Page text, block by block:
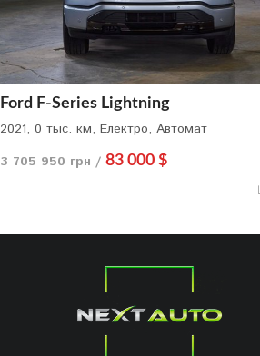
Ford F-Series Lightning
2021, 0 тыс. км, Електро, Автомат
3 705 950 грн /83 000 $